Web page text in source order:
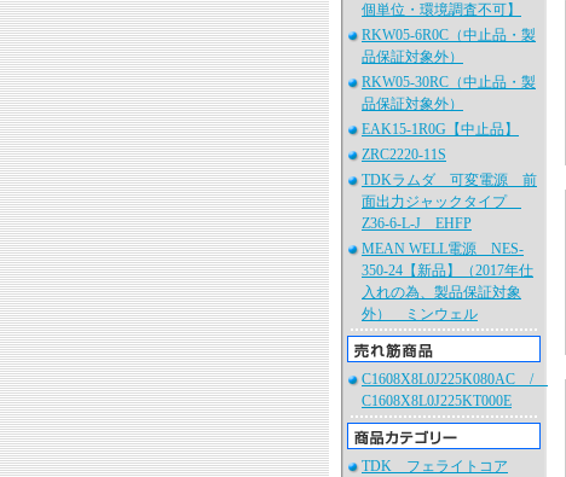
個単位・環境調査不可】
RKW05-6R0C（中止品・製
品保証対象外）
RKW05-30RC（中止品・製
品保証対象外）
EAK15-1R0G【中止品】
ZRC2220-11S
TDKラムダ 可変電源 前
面出力ジャックタイプ
Z36-6-L-J EHFP
MEAN WELL電源 NES-
350-24【新品】（2017年仕
入れの為、製品保証対象
外） ミンウェル
C1608X8L0J225K080AC /
C1608X8L0J225KT000E
TDK フェライトコア